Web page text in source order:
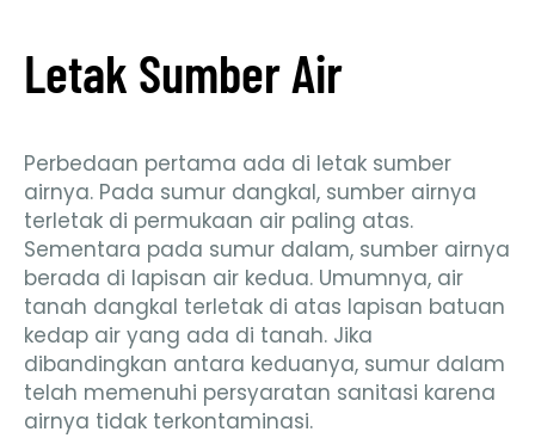
Letak Sumber Air
Perbedaan pertama ada di letak sumber
airnya. Pada sumur dangkal, sumber airnya
terletak di permukaan air paling atas.
Sementara pada sumur dalam, sumber airnya
berada di lapisan air kedua. Umumnya, air
tanah dangkal terletak di atas lapisan batuan
kedap air yang ada di tanah. Jika
dibandingkan antara keduanya, sumur dalam
telah memenuhi persyaratan sanitasi karena
airnya tidak terkontaminasi.